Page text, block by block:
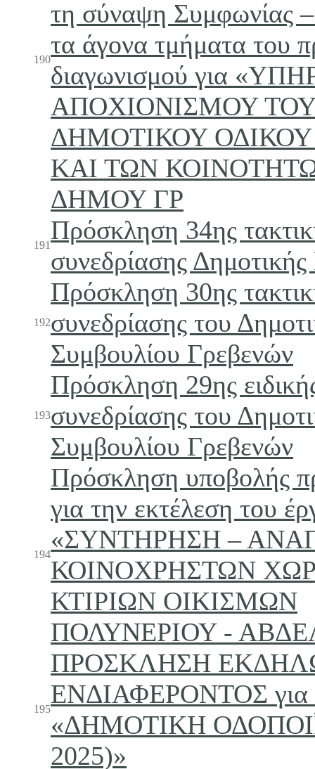
190
τη σύναψη Συμφωνίας –
τα άγονα τμήματα του
διαγωνισμού για
ΑΠΟΧΙΟΝΙΣΜΟΥ
ΔΗΜΟΤΙΚΟΥ
ΚΑΙ ΤΩΝ
ΔΗΜΟΥ ΓΡ
191
Πρόσκληση 34ης
συνεδρίασης
192
Πρόσκληση 30ης
συνεδρίασης του
Συμβουλίου Γρεβενών
193
Πρόσκληση 29ης
συνεδρίασης του
Συμβουλίου Γρεβενών
194
Πρόσκληση υποβολής
για την εκτέλεση του
«ΣΥΝΤΗΡΗΣΗ –
ΚΟΙΝΟΧΡΗΣΤΩΝ
ΚΤΙΡΙΩΝ ΟΙΚΙΣΜΩΝ
ΠΟΛΥΝΕΡΙΟΥ -
195
ΠΡΟΣΚΛΗΣΗ
ΕΝΔΙΑΦΕΡΟΝΤΟΣ για
«ΔΗΜΟΤΙΚΗ
2025)»